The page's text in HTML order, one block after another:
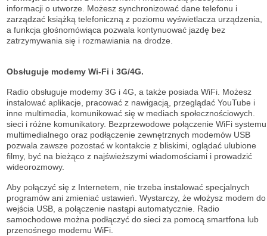
informacji o utworze. Możesz synchronizować dane telefonu i
zarządzać książką telefoniczną z poziomu wyświetlacza urządzenia,
a funkcja głośnomówiąca pozwala kontynuować jazdę bez
zatrzymywania się i rozmawiania na drodze.
Obsługuje modemy Wi-Fi i 3G/4G.
Radio obsługuje modemy 3G i 4G, a także posiada WiFi. Możesz
instalować aplikacje, pracować z nawigacją, przeglądać YouTube i
inne multimedia, komunikować się w mediach społecznościowych.
sieci i różne komunikatory. Bezprzewodowe połączenie WiFi systemu
multimedialnego oraz podłączenie zewnętrznych modemów USB
pozwala zawsze pozostać w kontakcie z bliskimi, oglądać ulubione
filmy, być na bieżąco z najświeższymi wiadomościami i prowadzić
wideorozmowy.
Aby połączyć się z Internetem, nie trzeba instalować specjalnych
programów ani zmieniać ustawień. Wystarczy, że włożysz modem do
wejścia USB, a połączenie nastąpi automatycznie. Radio
samochodowe można podłączyć do sieci za pomocą smartfona lub
przenośnego modemu WiFi.